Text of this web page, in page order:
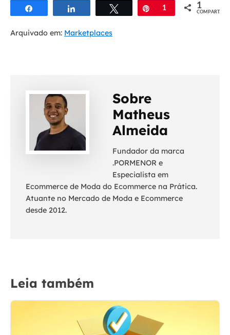
Compartilhar Compartilhar Twittar Pin
1 1
COMPART.
Arquivado em: Marketplaces
Sobre
Matheus
Almeida
Fundador da marca
.PORMENOR e
Especialista em
Ecommerce de Moda do Ecommerce na Prática.
Atuante no Mercado de Moda e Ecommerce
desde 2012.
Leia também